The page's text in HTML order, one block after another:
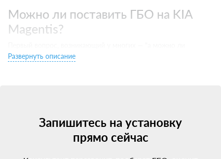
Можно ли поставить ГБО на KIA
Magentis?
установить ГБО на мой KIA Magentis?". Ответ — да, на
требуется специальное ГБО последних поколений, которое
дороже, но полностью совместимо с этими сложными
Развернуть описание
Запишитесь на установку
прямо сейчас